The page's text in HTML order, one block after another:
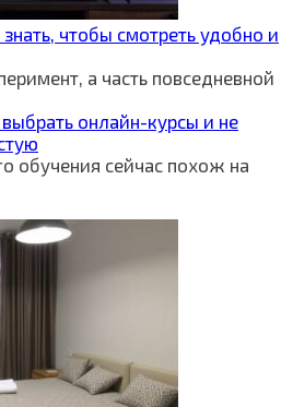
чтобы смотреть удобно и
а часть повседневной
онлайн-курсы и не
обучения сейчас похож на